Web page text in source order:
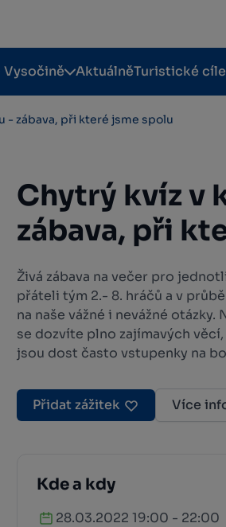
Vysočině AktuálněTuristické cíle
- zábava, při které jsme spolu
Chytrý kvíz v
zábava, při
Živá zábava na večer pro
přáteli tým 2.- 8. hráčů a v
na naše vážné i nevážné
se dozvíte plno zajímavých
jsou dost často vstupenky na
Přidat zážitek Více
Kde a kdy
28.03.2022 19:00 - 22:00